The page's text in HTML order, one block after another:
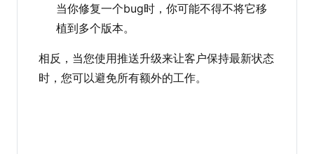
当你修复一个bug时，你可能不得不将它移
植到多个版本。
相反，当您使用推送升级来让客户保持最新状态
时，您可以避免所有额外的工作。